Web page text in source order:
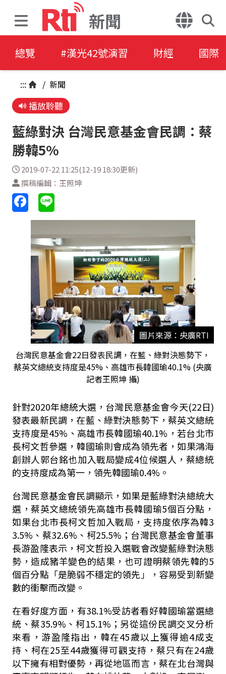
新聞
總覽 #漢光42號演習 財經 國際
::: / 新聞
播放聆聽
藍綠對決 台灣民意基金會民調：蔡
勝韓5%
2019-07-22 11:25(12-19 18:30更新)
撰稿編輯：王照坤
圖片來源：央廣RTI
台灣民意基金會22日發表民調，在藍、綠對決態勢下，
蔡英文總統支持度是45%、高雄市長韓國瑜40.1% (央廣
記者王照坤 攝)
針對2020年總統大選，台灣民意基金會今天(22日)
發表最新民調，在藍、綠對決態勢下，蔡英文總統
支持度是45%、高雄市長韓國瑜40.1%，若台北市
長柯文哲參選，韓國瑜則會成為領先者，如果鴻海
創辦人郭台銘也加入戰局變成4位候選人，蔡總統
的支持度成為第一，領先韓國瑜0.4%。
台灣民意基金會民調顯示，如果是藍綠對決總統大
選，蔡英文總統領先高雄市長韓國瑜5個百分點，
如果台北市長柯文哲加入戰局，支持度依序為韓3
3.5%、蔡32.6%、柯25.5%；台灣民意基金會董事
長游盈隆表示，柯文哲投入選戰會改變藍綠對決態
勢，造成豬羊變色的結果，也可證明蔡領先韓的5
個百分點「是脆弱不穩定的領先」，容易受到新變
數的衝擊而改變。
在看好度方面，有38.1%受訪者看好韓國瑜當選總
統、蔡35.9%、柯15.1%；另從這份民調交叉分析
來看，游盈隆指出，韓在45歲以上獲得逾4成支
持、柯在25至44歲獲得可觀支持，蔡只有在24歲
以下擁有相對優勢，再從地區而言，蔡在北台灣與